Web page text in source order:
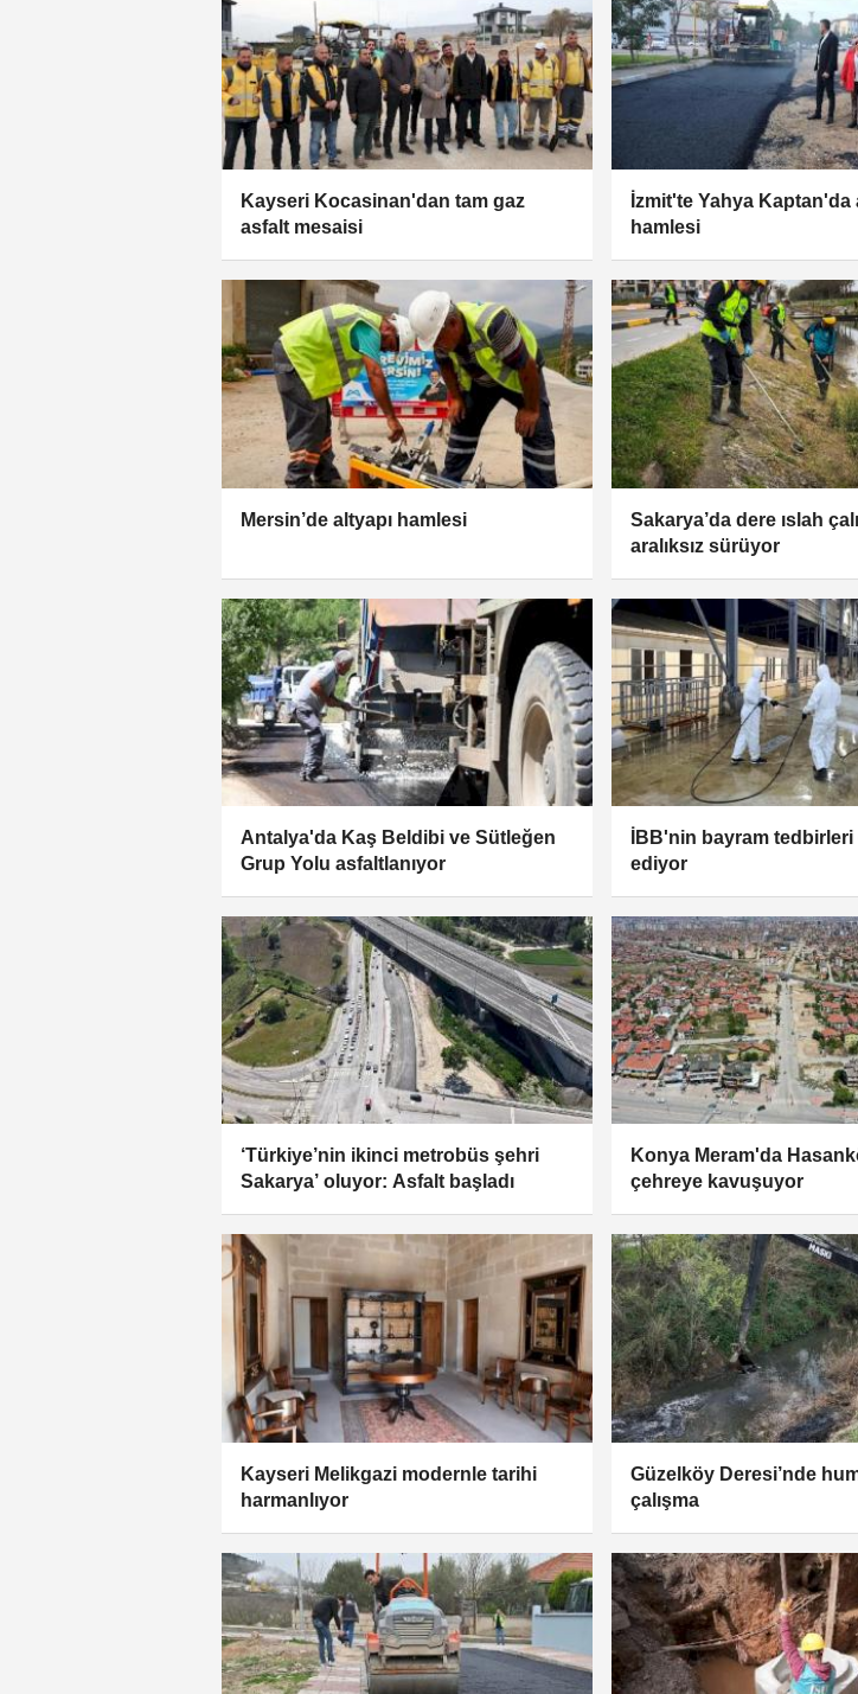
Kayseri Kocasinan'dan tam gaz
asfalt mesaisi
İzmit'te Yahya Kaptan'da
hamlesi
Mersin’de altyapı hamlesi
Sakarya’da dere ıslah
aralıksız sürüyor
Antalya'da Kaş Beldibi ve Sütleğen
Grup Yolu asfaltlanıyor
İBB'nin bayram tedbirleri
ediyor
‘Türkiye’nin ikinci metrobüs şehri
Sakarya’ oluyor: Asfalt başladı
Konya Meram'da
çehreye kavuşuyor
Kayseri Melikgazi modernle tarihi
harmanlıyor
Güzelköy Deresi’nde
çalışma